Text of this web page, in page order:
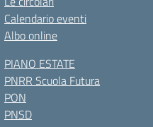
Calendario eventi
Albo online
PIANO ESTATE
PNRR Scuola Futura
PON
PNSD